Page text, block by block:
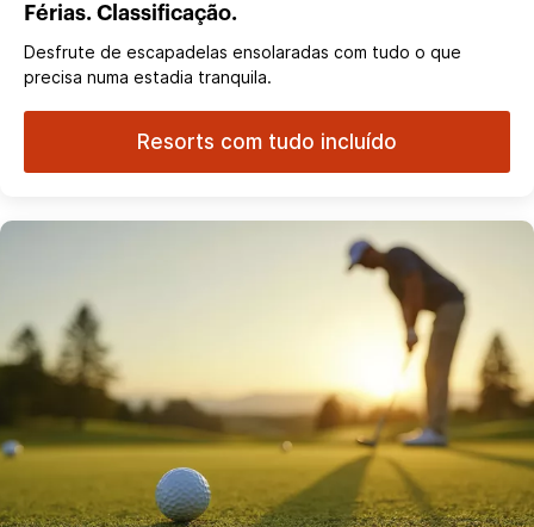
Férias. Classificação.
Desfrute de escapadelas ensolaradas com tudo o que
precisa numa estadia tranquila.
Resorts com tudo incluído